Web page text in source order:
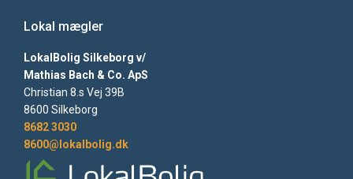
Lokal mægler
LokalBolig Silkeborg v/
Mathias Bach & Co. ApS
Christian 8.s Vej 39B
8600 Silkeborg
8682 3030
8600@lokalbolig.dk